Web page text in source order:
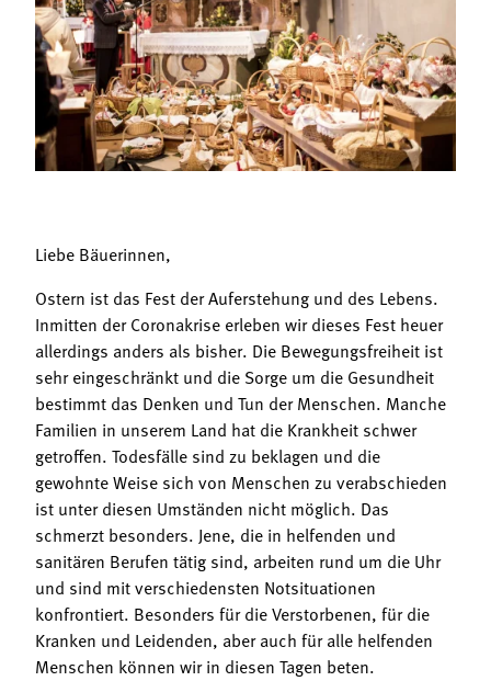
Mitgliedschaft
Landessekretariat
Bäuerliche Buffets
Hofgeschichten
Liebe Bäuerinnen,
Ostern ist das Fest der Auferstehung und des Lebens.
Inmitten der Coronakrise erleben wir dieses Fest heuer
allerdings anders als bisher. Die Bewegungsfreiheit ist
sehr eingeschränkt und die Sorge um die Gesundheit
bestimmt das Denken und Tun der Menschen. Manche
Familien in unserem Land hat die Krankheit schwer
getroffen. Todesfälle sind zu beklagen und die
gewohnte Weise sich von Menschen zu verabschieden
ist unter diesen Umständen nicht möglich. Das
schmerzt besonders. Jene, die in helfenden und
sanitären Berufen tätig sind, arbeiten rund um die Uhr
und sind mit verschiedensten Notsituationen
konfrontiert. Besonders für die Verstorbenen, für die
Kranken und Leidenden, aber auch für alle helfenden
Menschen können wir in diesen Tagen beten.